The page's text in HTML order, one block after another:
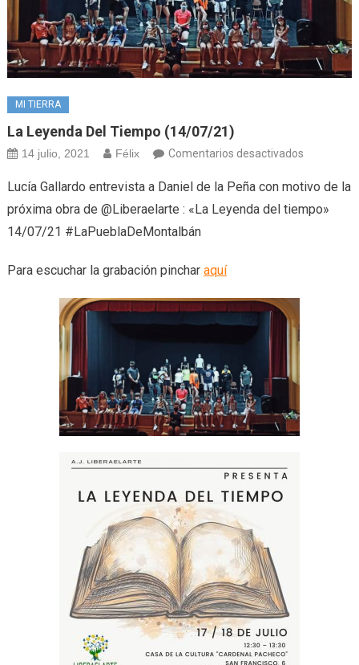
MI TIERRA
La Leyenda Del Tiempo (14/07/21)
14 julio, 2021 Félix Comentarios desactivadosen
leyenda
del
Lucía Gallardo entrevista a Daniel de la Peña con motivo de la
próxima obra de @Liberaelarte : «La Leyenda del tiempo»
14/07/21 #LaPueblaDeMontalbán
Para escuchar la grabación pinchar aquí